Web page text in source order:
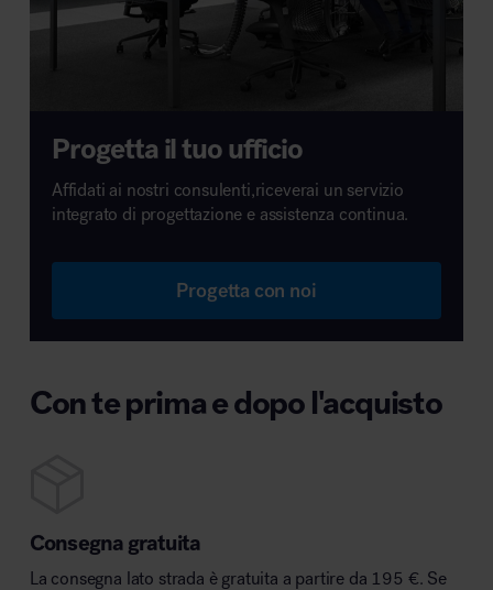
Progetta il tuo ufficio
Affidati ai nostri consulenti,riceverai un servizio
integrato di progettazione e assistenza continua.
Progetta con noi
Con te prima e dopo l'acquisto
Consegna gratuita
La consegna lato strada è gratuita a partire da 195 €. Se